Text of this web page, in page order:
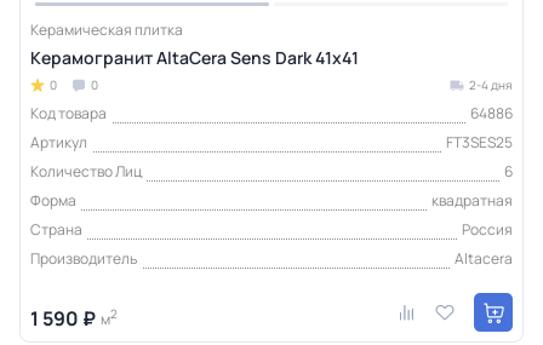
Керамическая плитка
Керамогранит AltaCera Sens Dark 41х41
0 0 2-4 дня
Код товара
64886
Артикул
FT3SES25
Количество Лиц
6
Форма
квадратная
Страна
Россия
Производитель
Altacera
1 590 ₽ м2